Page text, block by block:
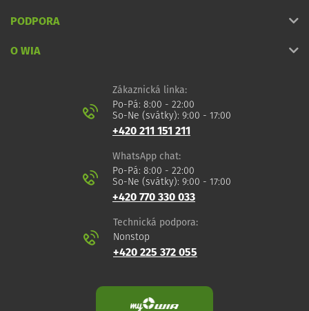
PODPORA
O WIA
Zákaznická linka:
Po-Pá: 8:00 - 22:00
So-Ne (svátky): 9:00 - 17:00
+420 211 151 211
WhatsApp chat:
Po-Pá: 8:00 - 22:00
So-Ne (svátky): 9:00 - 17:00
+420 770 330 033
Technická podpora:
Nonstop
+420 225 372 055